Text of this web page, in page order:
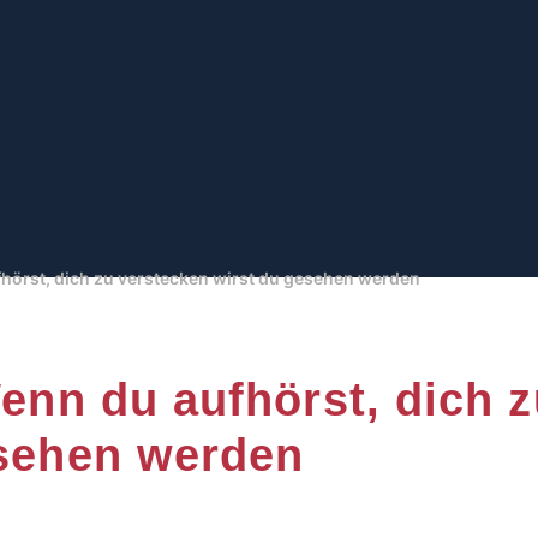
dich zu verstecken wirst du gesehen werden
du aufhörst, dich
werden